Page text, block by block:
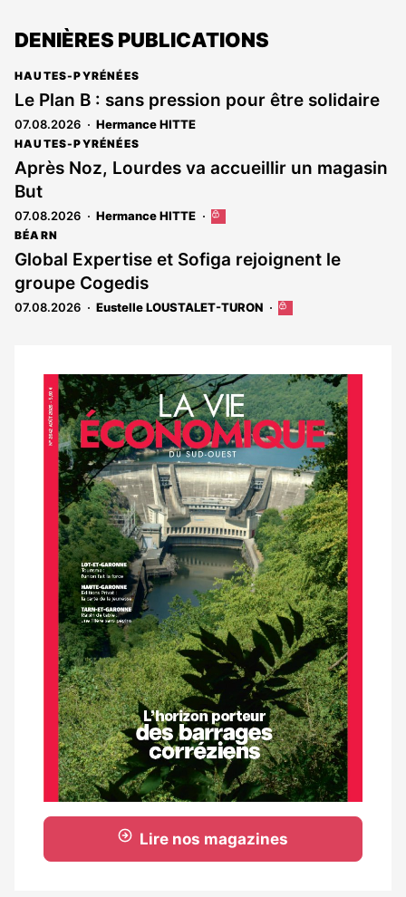
DENIÈRES PUBLICATIONS
HAUTES-PYRÉNÉES
Le Plan B : sans pression pour être solidaire
07.08.2026 Hermance HITTE
HAUTES-PYRÉNÉES
Après Noz, Lourdes va accueillir un magasin
But
07.08.2026 Hermance HITTE
Cet
réservé
abonnés
BÉARN
Global Expertise et Sofiga rejoignent le
groupe Cogedis
07.08.2026 Eustelle LOUSTALET-TURON
Cet
aux
abonnés
Notre
dernier
magazine
Lire nos magazines